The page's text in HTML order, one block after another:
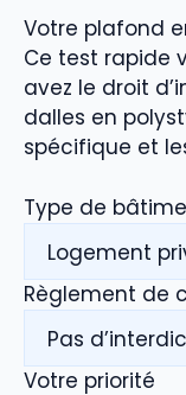
Votre plafond
Ce test rapide
avez le droit
dalles en
spécifique et
Type de
Règlement de
Votre priorité